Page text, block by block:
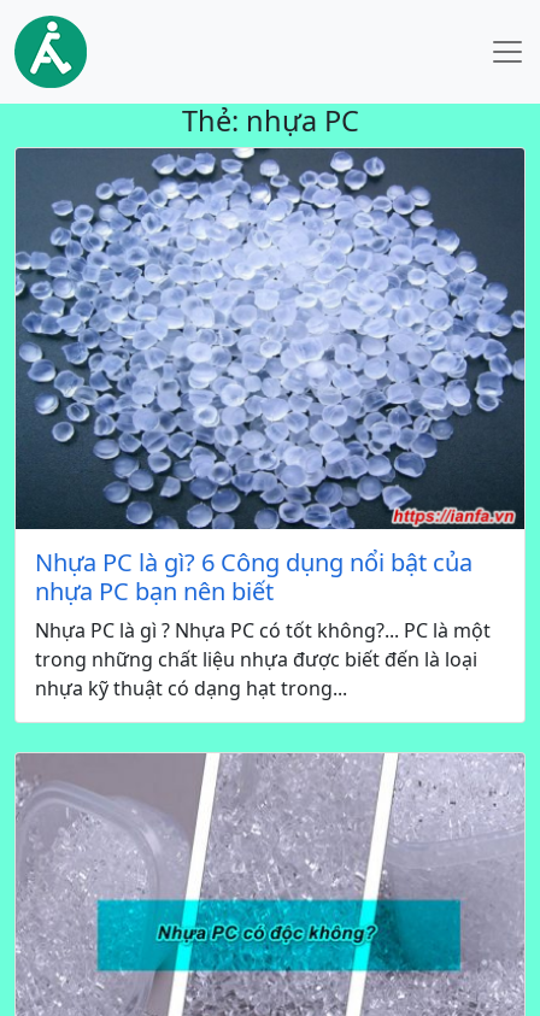
Thẻ: nhựa PC
Nhựa PC là gì? 6 Công dụng nổi bật của
nhựa PC bạn nên biết
Nhựa PC là gì ? Nhựa PC có tốt không?... PC là một
trong những chất liệu nhựa được biết đến là loại
nhựa kỹ thuật có dạng hạt trong...